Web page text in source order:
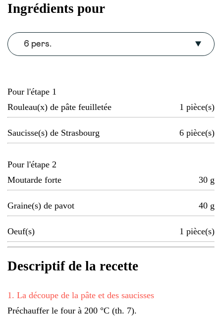
Ingrédients pour
6 pers.
Pour l'étape 1
Rouleau(x) de pâte feuilletée
1 pièce(s)
Saucisse(s) de Strasbourg 6 pièce(s)
Pour l'étape 2
Moutarde forte
30 g
Graine(s) de pavot 40 g
Oeuf(s) 1 pièce(s)
Descriptif de la recette
1 . La découpe de la pâte et des saucisses
Préchauffer le four à 200 °C (th. 7).